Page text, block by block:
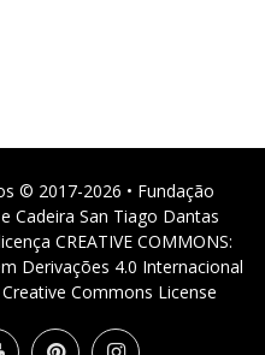
© 2017-2026 • Fundação
Cadeira San Tiago Dantas
CREATIVE COMMONS:
Derivações 4.0 Internacional
Commons License